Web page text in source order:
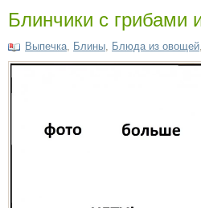
Блинчики с грибами
Выпечка Блины Блюда из овощей